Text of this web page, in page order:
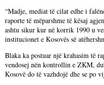
“Madje, mediat të cilat edhe i
raporte të mëparshme të kësaj
ashtu sikur kur në korrik 1990 u
institucionet e Kosovës së
Blaka ka postuar një krahasim të
vendosej nën kontrollin e ZKM,
Kosovë do të vazhdojë dhe se po